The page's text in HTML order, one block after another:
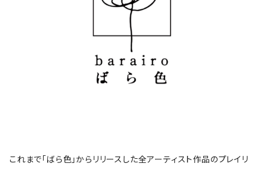
これまで「ばら色」からリリースした全アーティスト作品のプレイリ